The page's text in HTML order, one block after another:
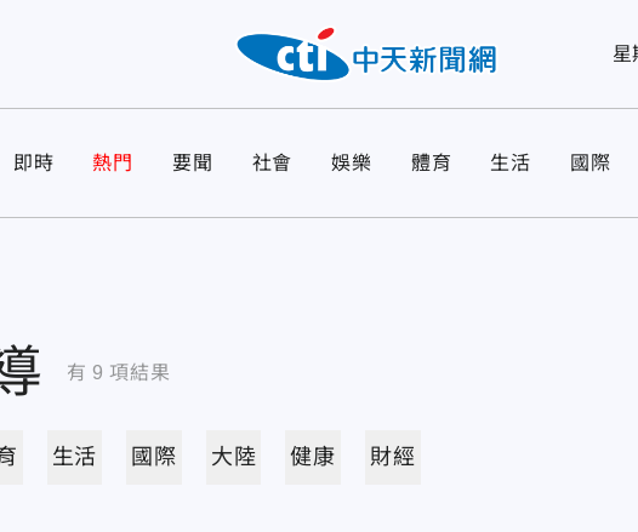
星
即時 熱門 要聞 社會 娛樂 體育 生活 國際
有 9 項結果
生活 國際 大陸 健康 財經